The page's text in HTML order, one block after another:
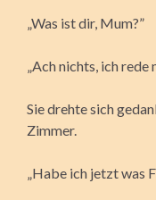
„Was ist dir, Mum?”
„Ach nichts, ich
Sie drehte sich
Zimmer.
„Habe ich jetzt was